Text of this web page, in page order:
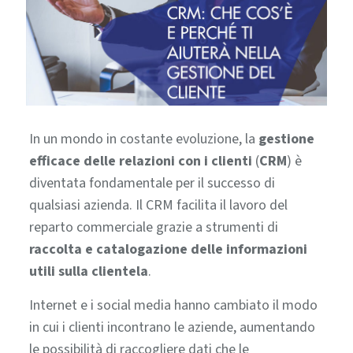
In un mondo in costante evoluzione, la gestione
efficace delle relazioni con i clienti (CRM) è
diventata fondamentale per il successo di
qualsiasi azienda. Il CRM facilita il lavoro del
reparto commerciale grazie a strumenti di
raccolta e catalogazione delle informazioni
utili sulla clientela.
Internet e i social media hanno cambiato il modo
in cui i clienti incontrano le aziende, aumentando